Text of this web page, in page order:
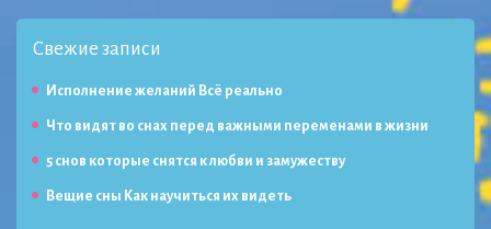
Свежие записи
Исполнение желаний Всё реально
Что видят во снах перед важными переменами в жизни
5 снов которые снятся к любви и замужеству
Вещие сны Как научиться их видеть